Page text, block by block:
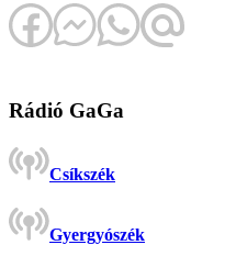
Rádió GaGa
Csíkszék
Gyergyószék